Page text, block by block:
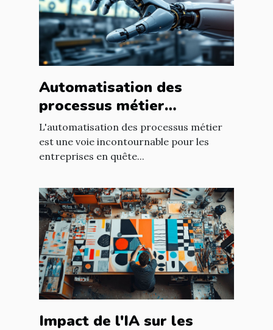
Automatisation des
processus métier
comment transformer
votre entreprise
L'automatisation des processus métier
est une voie incontournable pour les
entreprises en quête...
Impact de l'IA sur les